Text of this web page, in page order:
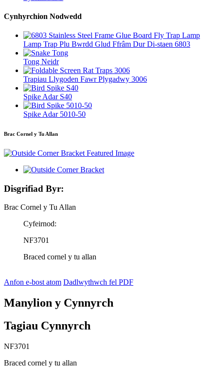
Cynhyrchion Nodwedd
Lamp Trap Plu Bwrdd Glud Ffrâm Dur Di-staen 6803
Tong Neidr
Trapiau Llygoden Fawr Plygadwy 3006
Spike Adar S40
Spike Adar 5010-50
Brac Cornel y Tu Allan
Disgrifiad Byr:
Brac Cornel y Tu Allan
Cyfeirnod:
NF3701
Braced cornel y tu allan
Anfon e-bost atom Dadlwythwch fel PDF
Manylion y Cynnyrch
Tagiau Cynnyrch
NF3701
Braced cornel y tu allan